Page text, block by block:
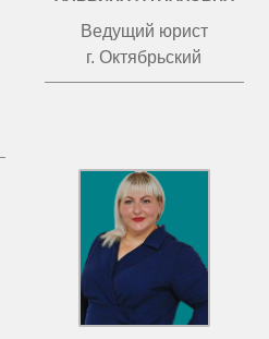
Ведущий юрист
г. Октябрьский